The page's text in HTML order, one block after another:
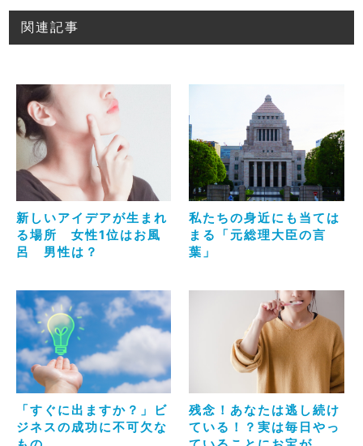
関連記事
新しいアイデアが生まれ
る場所 女性1位はお風
呂 男性は？
私たちの身近にも当ては
まる「元総理大臣の言
葉」
「すぐに出ますか？」ビ
ジネスの成功に不可欠な
残念！あなたは逃し続け
ている！？実は毎日やっ